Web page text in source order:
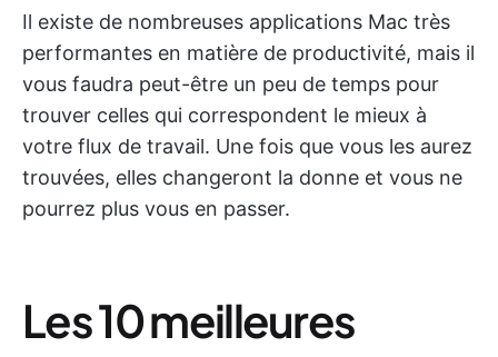
Il existe de nombreuses applications Mac très
performantes en matière de productivité, mais il
vous faudra peut-être un peu de temps pour
trouver celles qui correspondent le mieux à
votre flux de travail. Une fois que vous les aurez
trouvées, elles changeront la donne et vous ne
pourrez plus vous en passer.
Les 10 meilleures